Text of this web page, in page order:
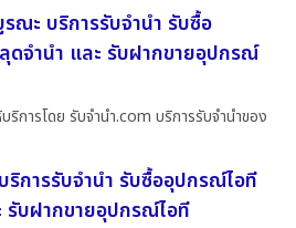
ณะ บริการรับจำนำ รับซื้อ
ดจำนำ และ รับฝากขายอุปกรณ์
ริการโดย รับจํานํา.com บริการรับจำนำของ
ริการรับจำนำ รับซื้ออุปกรณ์ไอที
รับฝากขายอุปกรณ์ไอที